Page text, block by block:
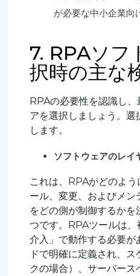
が必要な中小企業向
7. RPAソフ
択時の主な
RPAの必要性を認識し
アを選択しましょう。選
します。
ソフトウェアのレイ
これは、RPAがどのよ
ール、変更、およびメン
をどの側が制御するかを
つです。RPAツールは
介入」で動作する必要が
ドで明確に定義され、
クの場合）、サーバー